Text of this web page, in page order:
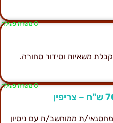
Ο משרה פעילה
משאיות וסידור סחורה.
Ο משרה פעילה
ת ממוחשב/ת עם ניסיון